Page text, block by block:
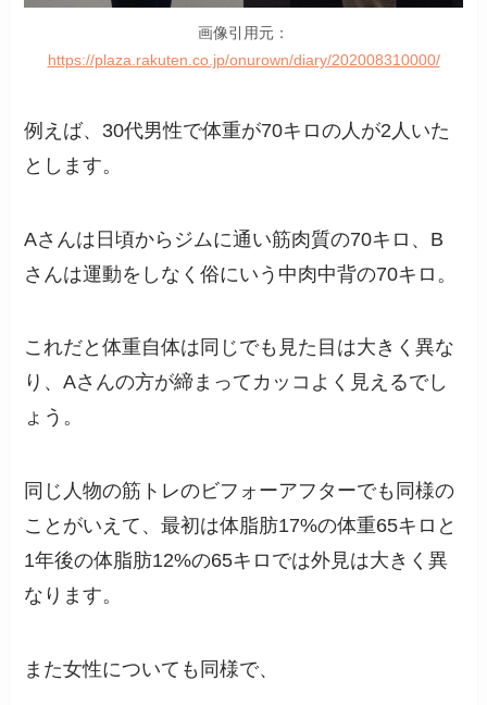
画像引用元：
https://plaza.rakuten.co.jp/onurown/diary/202008310000/
例えば、30代男性で体重が70キロの人が2人いた
とします。
Aさんは日頃からジムに通い筋肉質の70キロ、B
さんは運動をしなく俗にいう中肉中背の70キロ。
これだと体重自体は同じでも見た目は大きく異な
り、Aさんの方が締まってカッコよく見えるでし
ょう。
同じ人物の筋トレのビフォーアフターでも同様の
ことがいえて、最初は体脂肪17%の体重65キロと
1年後の体脂肪12%の65キロでは外見は大きく異
なります。
また女性についても同様で、